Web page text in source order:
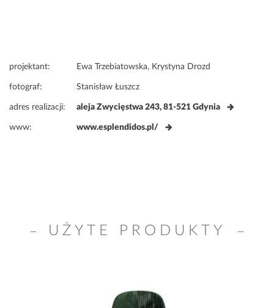
projektant: Ewa Trzebiatowska, Krystyna Drozd
fotograf: Stanisław Łuszcz
adres realizacji: aleja Zwycięstwa 243, 81-521 Gdynia
www: www.esplendidos.pl/
UŻYTE PRODUKTY